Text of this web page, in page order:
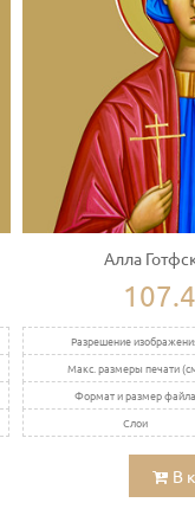
Алла
Разрешение
Макс. размеры печати
Формат и размер файла
Слои
В